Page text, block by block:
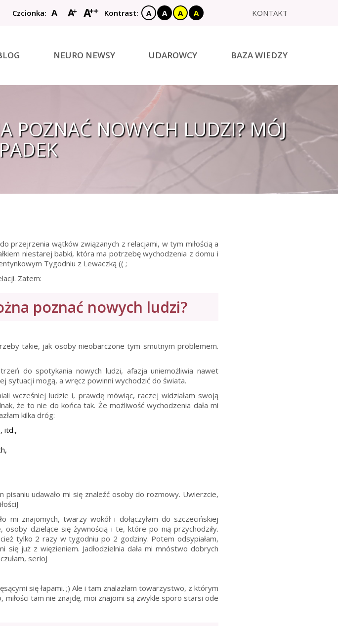
Czcionka: Kontrast: A A A A KONTAKT
NEURO NEWSY UDAROWCY BAZA WIEDZY
POZNAĆ NOWYCH LUDZI? MÓJ
przejrzenia wątków związanych z relacjami, w tym miłością a
niestarej babki, która ma potrzebę wychodzenia z domu i
Tygodniu z Lewaczką (( ;
Zatem:
poznać nowych ludzi?
takie, jak osoby nieobarczone tym smutnym problemem.
do spotykania nowych ludzi, afazja uniemożliwia nawet
sytuacji mogą, a wręcz powinni wychodzić do świata.
wcześniej ludzie i, prawdę mówiąc, raczej widziałam swoją
że to nie do końca tak. Że możliwość wychodzenia dała mi
kilka dróg:
itd.,
udawało mi się znaleźć osoby do rozmowy. Uwierzcie,
mi znajomych, twarzy wokół i dołączyłam do szczecińskiej
osoby dzielące się żywnością i te, które po nią przychodziły.
tylko 2 razy w tygodniu po 2 godziny. Potem odsypiałam,
się już z więzieniem. Jadłodzielnia dała mi mnóstwo dobrych
serioJ
się łapami. ;) Ale i tam znalazłam towarzystwo, z którym
tam nie znajdę, moi znajomi są zwykle sporo starsi ode